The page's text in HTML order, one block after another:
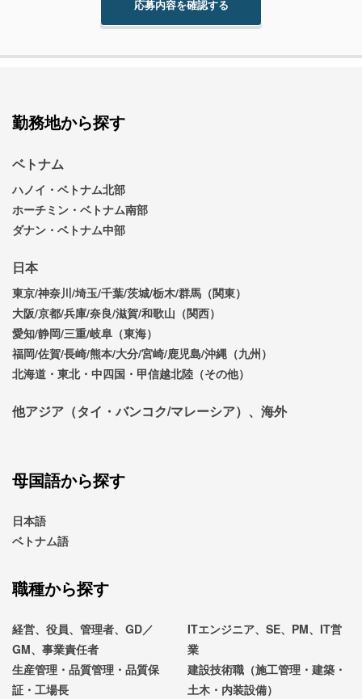
勤務地から探す
ベトナム
ハノイ・ベトナム北部
ホーチミン・ベトナム南部
ダナン・ベトナム中部
日本
東京/神奈川/埼玉/千葉/茨城/栃木/群馬（関東）
大阪/京都/兵庫/奈良/滋賀/和歌山（関西）
愛知/静岡/三重/岐阜（東海）
福岡/佐賀/長崎/熊本/大分/宮崎/鹿児島/沖縄（九州）
北海道・東北・中四国・甲信越北陸（その他）
他アジア（タイ・バンコク/マレーシア）、海外
母国語から探す
日本語
ベトナム語
職種から探す
経営、役員、管理者、GD／
GM、事業責任者
ITエンジニア、SE、PM、IT営
業
生産管理・品質管理・品質保
証・工場長
建設技術職（施工管理・建築・
土木・内装設備）